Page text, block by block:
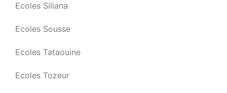
Ecoles Siliana
Ecoles Sousse
Ecoles Tataouine
Ecoles Tozeur